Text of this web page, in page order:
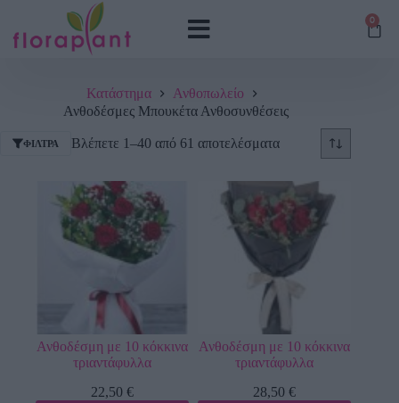
0
Κατάστημα
Ανθοπωλείο
Ανθοδέσμες Μπουκέτα Ανθοσυνθέσεις
ΦΊΛΤΡΑ Βλέπετε 1–40 από 61 αποτελέσματα
Ανθοδέσμη με 10 κόκκινα
τριαντάφυλλα
22,50€
Ανθοδέσμη με 10 κόκκινα
τριαντάφυλλα
28,50€